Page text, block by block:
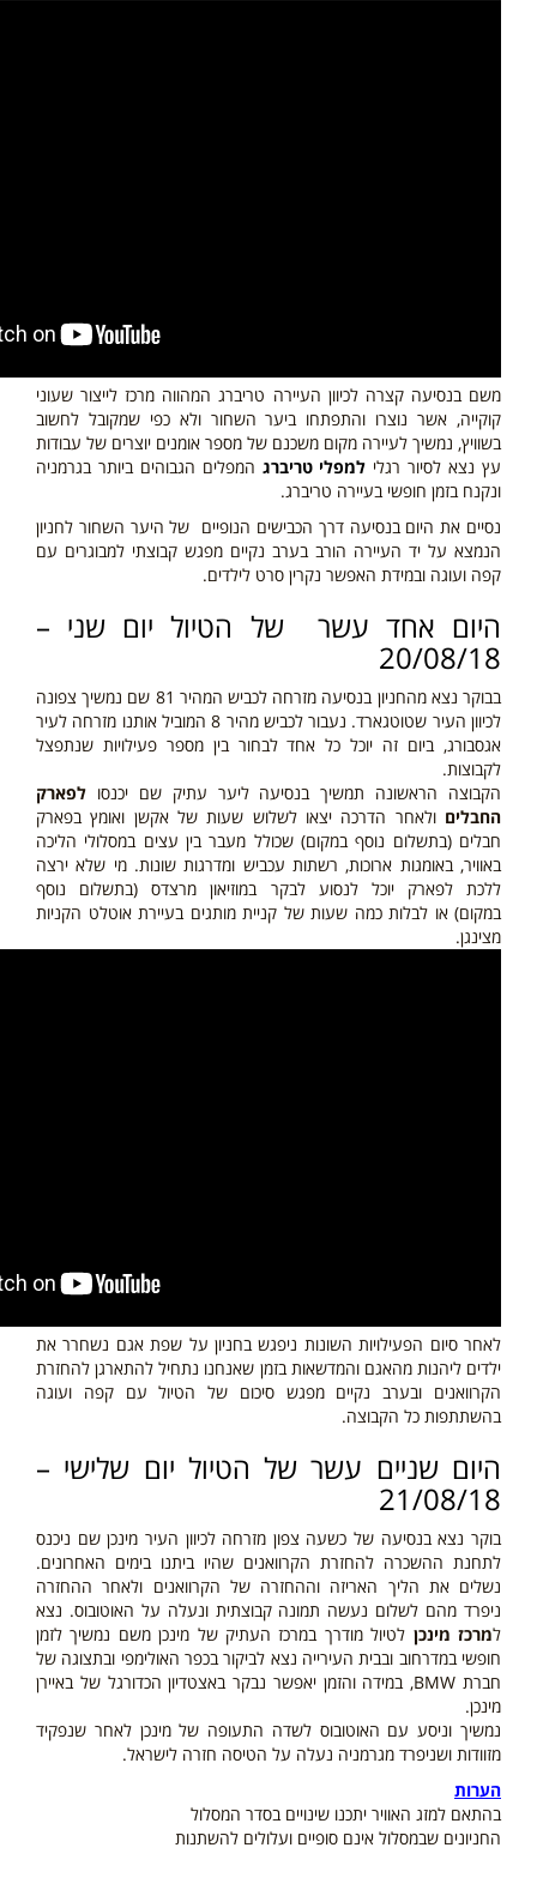
משם בנסיעה קצרה לכיוון העיירה טריברג המהווה מרכז לייצור שעוני
קוקייה, אשר נוצרו והתפתחו ביער השחור ולא כפי שמקובל לחשוב
בשוויץ, נמשיך לעיירה מקום משכנם של מספר אומנים יוצרים של עבודות
עץ נצא לסיור רגלי למפלי טריברג המפלים הגבוהים ביותר בגרמניה
ונקנח בזמן חופשי בעיירה טריברג.
נסיים את היום בנסיעה דרך הכבישים הנופיים של היער השחור לחניון
הנמצא על יד העיירה הורב בערב נקיים מפגש קבוצתי למבוגרים עם
קפה ועוגה ובמידת האפשר נקרין סרט לילדים.
היום אחד עשר של הטיול יום שני –
20/08/18
בבוקר נצא מהחניון בנסיעה מזרחה לכביש המהיר 81 שם נמשיך צפונה
לכיוון העיר שטוטגארד. נעבור לכביש מהיר 8 המוביל אותנו מזרחה לעיר
אגסבורג,ביום זה יוכל כל אחד לבחור בין מספר פעילויות שנתפצל
לקבוצות.
הקבוצה הראשונה תמשיך בנסיעה ליער עתיק שם יכנסו לפארק
החבלים ולאחר הדרכה יצאו לשלוש שעות של אקשן ואומץ בפארק
חבלים(בתשלום נוסף במקום)שכולל מעבר בין עצים במסלולי הליכה
באוויר, באומגות ארוכות, רשתות עכביש ומדרגות שונות. מי שלא ירצה
ללכת לפארק יוכל לנסוע לבקר במוזיאון מרצדס (בתשלום נוסף
במקום)או לבלות כמה שעות של קניית מותגים בעיירת אוטלט הקניות
מצינגן.
לאחר סיום הפעילויות השונות ניפגש בחניון על שפת אגם נשחרר את
ילדים ליהנות מהאגם והמדשאות בזמן שאנחנו נתחיל להתארגן להחזרת
הקרוואנים ובערב נקיים מפגש סיכום של הטיול עם קפה ועוגה
בהשתתפות כל הקבוצה.
היום שניים עשר של הטיול יום שלישי –
21/08/18
בוקר נצא בנסיעה של כשעה צפון מזרחה לכיוון העיר מינכן שם ניכנס
לתחנת ההשכרה להחזרת הקרוואנים שהיו ביתנו בימים האחרונים.
נשלים את הליך האריזה וההחזרה של הקרוואנים ולאחר ההחזרה
ניפרד מהם לשלום נעשה תמונה קבוצתית ונעלה על האוטובוס. נצא
למרכז מינכן לטיול מודרך במרכז העתיק של מינכן משם נמשיך לזמן
חופשי במדרחוב ובבית העירייה נצא לביקור בכפר האולימפי ובתצוגה של
חברת BMW, במידה והזמן יאפשר נבקר באצטדיון הכדורגל של באיירן
מינכן.
נמשיך וניסע עם האוטובוס לשדה התעופה של מינכן לאחר שנפקיד
מזוודות ושניפרד מגרמניה נעלה על הטיסה חזרה לישראל.
הערות
בהתאם למזג האוויר יתכנו שינויים בסדר המסלול
החניונים שבמסלול אינם סופיים ועלולים להשתנות